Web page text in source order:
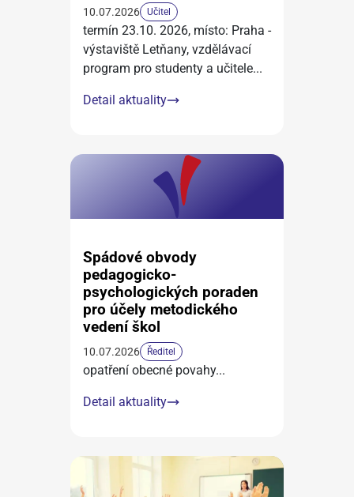
10.07.2026 Učitel
termín 23.10. 2026, místo: Praha -
výstaviště Letňany, vzdělávací
program pro studenty a učitele...
Detail aktuality
Spádové obvody
pedagogicko-
psychologických poraden
pro účely metodického
vedení škol
10.07.2026 Ředitel
opatření obecné povahy...
Detail aktuality